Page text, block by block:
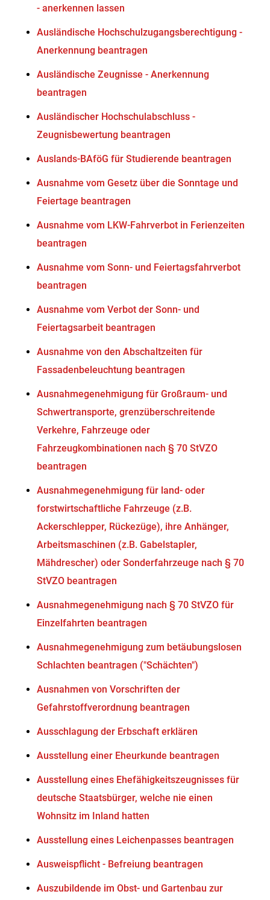
- anerkennen lassen
Ausländische Hochschulzugangsberechtigung -
Anerkennung beantragen
Ausländische Zeugnisse - Anerkennung
beantragen
Ausländischer Hochschulabschluss -
Zeugnisbewertung beantragen
Auslands-BAföG für Studierende beantragen
Ausnahme vom Gesetz über die Sonntage und
Feiertage beantragen
Ausnahme vom LKW-Fahrverbot in Ferienzeiten
beantragen
Ausnahme vom Sonn- und Feiertagsfahrverbot
beantragen
Ausnahme vom Verbot der Sonn- und
Feiertagsarbeit beantragen
Ausnahme von den Abschaltzeiten für
Fassadenbeleuchtung beantragen
Ausnahmegenehmigung für Großraum- und
Schwertransporte, grenzüberschreitende
Verkehre, Fahrzeuge oder
Fahrzeugkombinationen nach § 70 StVZO
beantragen
Ausnahmegenehmigung für land- oder
forstwirtschaftliche Fahrzeuge (z.B.
Ackerschlepper, Rückezüge), ihre Anhänger,
Arbeitsmaschinen (z.B. Gabelstapler,
Mähdrescher) oder Sonderfahrzeuge nach § 70
StVZO beantragen
Ausnahmegenehmigung nach § 70 StVZO für
Einzelfahrten beantragen
Ausnahmegenehmigung zum betäubungslosen
Schlachten beantragen ("Schächten")
Ausnahmen von Vorschriften der
Gefahrstoffverordnung beantragen
Ausschlagung der Erbschaft erklären
Ausstellung einer Eheurkunde beantragen
Ausstellung eines Ehefähigkeitszeugnisses für
deutsche Staatsbürger, welche nie einen
Wohnsitz im Inland hatten
Ausstellung eines Leichenpasses beantragen
Ausweispflicht - Befreiung beantragen
Auszubildende im Obst- und Gartenbau zur